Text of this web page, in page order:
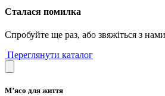
Сталася помилка
Спробуйте ще раз, або звяжіться з нами
Переглянути каталог
М’ясо для життя